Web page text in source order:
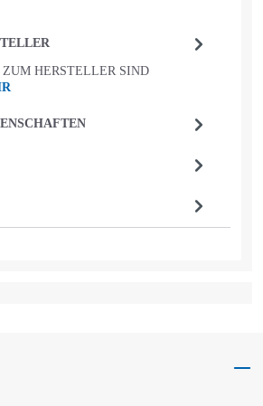
HERSTELLER SIND